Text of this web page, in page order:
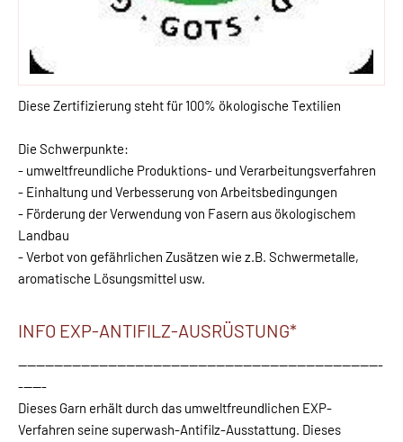
Diese Zertifizierung steht für 100% ökologische Textilien
Die Schwerpunkte:
- umweltfreundliche Produktions- und Verarbeitungsverfahren
- Einhaltung und Verbesserung von Arbeitsbedingungen
- Förderung der Verwendung von Fasern aus ökologischem
Landbau
- Verbot von gefährlichen Zusätzen wie z.B. Schwermetalle,
aromatische Lösungsmittel usw.
INFO EXP-ANTIFILZ-AUSRÜSTUNG*
---------------------------------------------------------------------------------
------
Dieses Garn erhält durch das umweltfreundlichen EXP-
Verfahren seine superwash-Antifilz-Ausstattung. Dieses